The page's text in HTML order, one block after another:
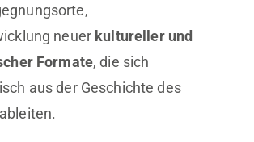
neuer kultureller und
Formate, die sich
aus der Geschichte des